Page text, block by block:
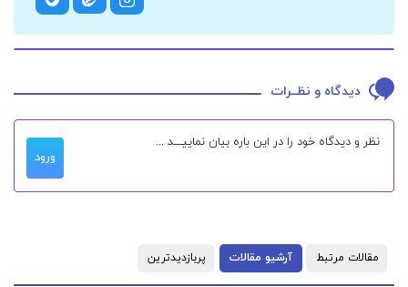
دیدگاه و نظــرات
ورود
مقالات مرتبط آرشیو مقالات پربازدیدترین